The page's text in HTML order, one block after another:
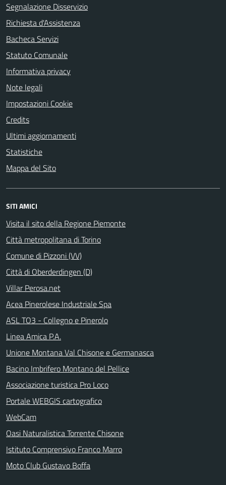
Segnalazione Disservizio
Richiesta d'Assistenza
Bacheca Servizi
Statuto Comunale
Informativa privacy
Note legali
Impostazioni Cookie
Credits
Ultimi aggiornamenti
Statistiche
Mappa del Sito
SITI AMICI
Visita il sito della Regione Piemonte
Città metropolitana di Torino
Comune di Pizzoni (VV)
Città di Oberderdingen (D)
Villar Perosa.net
Acea Pinerolese Industriale Spa
ASL TO3 - Collegno e Pinerolo
Linea Amica P.A.
Unione Montana Val Chisone e Germanasca
Bacino Imbrifero Montano del Pellice
Associazione turistica Pro Loco
Portale WEBGIS cartografico
WebCam
Oasi Naturalistica Torrente Chisone
Istituto Comprensivo Franco Marro
Moto Club Gustavo Boffa